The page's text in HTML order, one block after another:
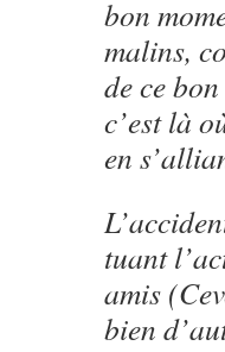
bon
malins,
de ce
c’est là
en
tuant
amis
bien